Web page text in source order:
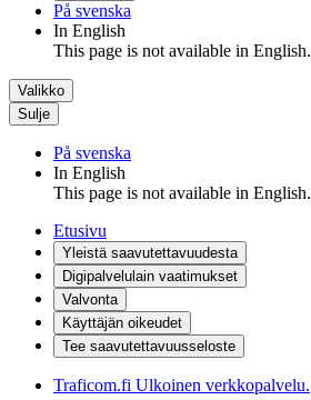
På svenska
In English
This page is not available in English.
Valikko
Sulje
På svenska
In English
This page is not available in English.
Etusivu
Yleistä saavutettavuudesta
Digipalvelulain vaatimukset
Valvonta
Käyttäjän oikeudet
Tee saavutettavuusseloste
Traficom.fi Ulkoinen verkkopalvelu.